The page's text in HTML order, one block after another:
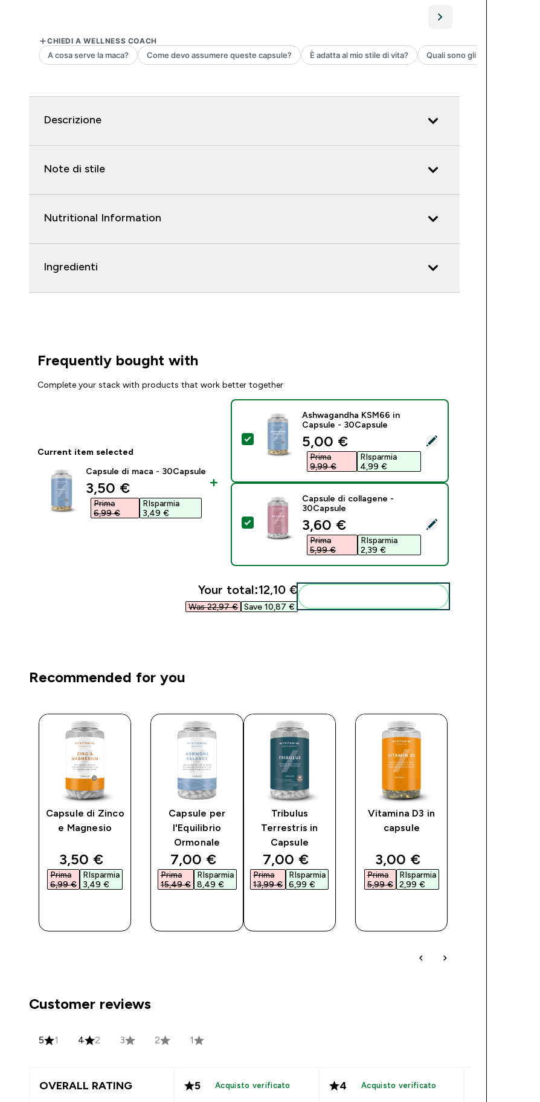
Descrizione
Note di stile
Nutritional Information
Ingredienti
Frequently bought with
Complete your stack with products that work better together
Current item selected
Capsule di maca - 30Capsule
discounted price
3,50 €‎
Prima
6,99 €‎
RIsparmia
3,49 €‎
Select this product - Ashwagandha KSM66 in Capsule - 30Capsule
Ashwagandha KSM66 in
Capsule - 30Capsule
discounted price
5,00 €‎
Prima
9,99 €‎
RIsparmia
4,99 €‎
Select this product - Capsule di collagene - 30Capsule
Capsule di collagene -
30Capsule
discounted price
3,60 €‎
Prima
5,99 €‎
RIsparmia
2,39 €‎
Your total:12,10 €‎
Was 22,97 €‎ Save 10,87 €‎
Recommended for you
Capsule di Zinco
e Magnesio
discounted price
3,50 €‎
Prima
6,99 €‎
RIsparmia
3,49 €‎
Capsule per
l'Equilibrio
Ormonale
discounted price
7,00 €‎
Prima
15,49 €‎
RIsparmia
8,49 €‎
Tribulus
Terrestris in
Capsule
discounted price
7,00 €‎
Prima
13,99 €‎
RIsparmia
6,99 €‎
Vitamina D3 in
capsule
discounted price
3,00 €‎
Prima
5,99 €‎
RIsparmia
2,99 €‎
Customer reviews
5 1 4 2 3 2 1
OVERALL RATING 5 Acquisto verificato 4 Acquisto verificato